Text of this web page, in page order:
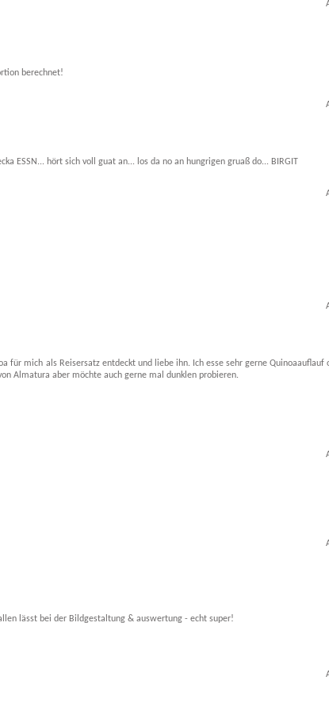
berechnet!
ESSN... hört sich voll guat an... los da no an hungrigen gruaß do... BIRGIT
für mich als Reisersatz entdeckt und liebe ihn. Ich esse sehr gerne Quinoaauflauf
Almatura aber möchte auch gerne mal dunklen probieren.
lässt bei der Bildgestaltung & auswertung - echt super!